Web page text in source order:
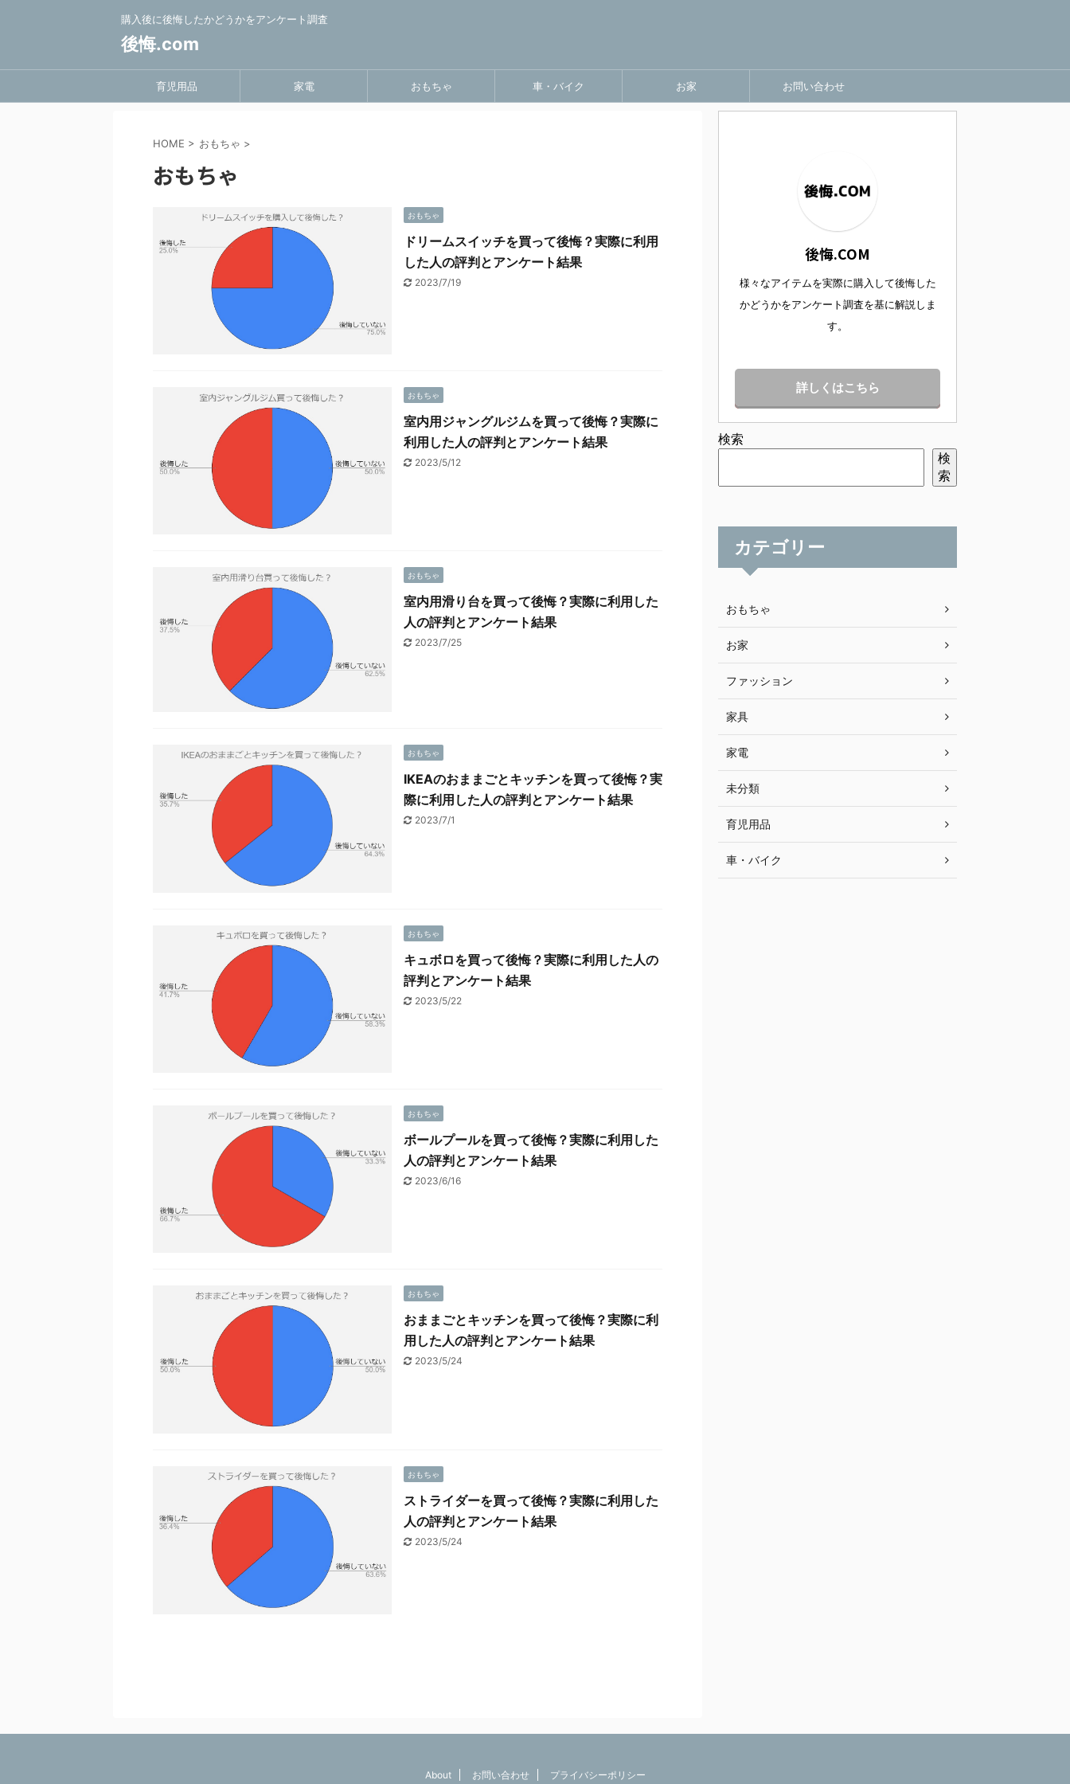
購入後に後悔したかどうかをアンケート調査
後悔.com
育児用品 家電 おもちゃ 車・バイク お家 お問い合わせ
HOME > おもちゃ >
おもちゃ
おもちゃ
ドリームスイッチを買って後悔？実際に利用
した人の評判とアンケート結果
2023/7/19
おもちゃ
室内用ジャングルジムを買って後悔？実際に
利用した人の評判とアンケート結果
2023/5/12
おもちゃ
室内用滑り台を買って後悔？実際に利用した
人の評判とアンケート結果
2023/7/25
おもちゃ
IKEAのおままごとキッチンを買って後悔？実
際に利用した人の評判とアンケート結果
2023/7/1
おもちゃ
キュボロを買って後悔？実際に利用した人の
評判とアンケート結果
2023/5/22
おもちゃ
ボールプールを買って後悔？実際に利用した
人の評判とアンケート結果
2023/6/16
おもちゃ
おままごとキッチンを買って後悔？実際に利
用した人の評判とアンケート結果
2023/5/24
おもちゃ
ストライダーを買って後悔？実際に利用した
人の評判とアンケート結果
2023/5/24
後悔.COM
様々なアイテムを実際に購入して後悔した
かどうかをアンケート調査を基に解説しま
す。
詳しくはこちら
検索
検
索
カテゴリー
おもちゃ
お家
ファッション
家具
家電
未分類
育児用品
車・バイク
About お問い合わせ プライバシーポリシー